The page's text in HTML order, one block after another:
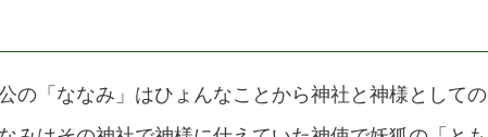
の「ななみ」はひょんなことから神社と神様としての